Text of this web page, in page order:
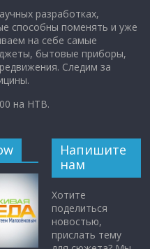
разработках,
способны поменять и уже
на себе самые
бытовые приборы,
Следим за
на НТВ.
Напишите
нам
Хотите
поделиться
новостью,
прислать тему